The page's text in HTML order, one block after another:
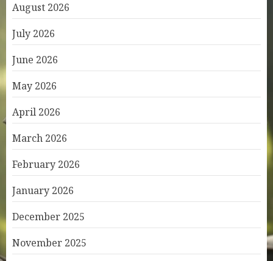
August 2026
July 2026
June 2026
May 2026
April 2026
March 2026
February 2026
January 2026
December 2025
November 2025